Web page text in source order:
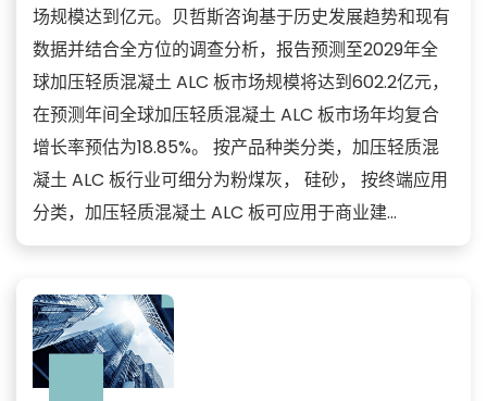
场规模达到亿元。贝哲斯咨询基于历史发展趋势和现有
数据并结合全方位的调查分析，报告预测至2029年全
球加压轻质混凝土 ALC 板市场规模将达到602.2亿元，
在预测年间全球加压轻质混凝土 ALC 板市场年均复合
增长率预估为18.85%。 按产品种类分类，加压轻质混
凝土 ALC 板行业可细分为粉煤灰， 硅砂， 按终端应用
分类，加压轻质混凝土 ALC 板可应用于商业建...